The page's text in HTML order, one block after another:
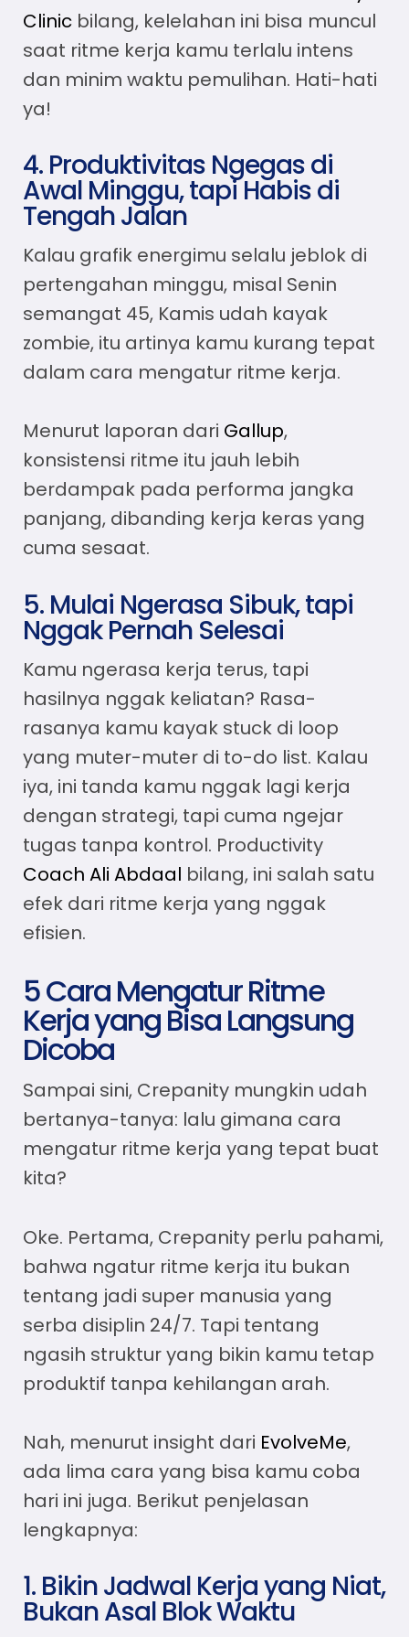
Clinic bilang, kelelahan ini bisa muncul
saat ritme kerja kamu terlalu intens
dan minim waktu pemulihan. Hati-hati
ya!
4. Produktivitas Ngegas di
Awal Minggu, tapi Habis di
Tengah Jalan
Kalau grafik energimu selalu jeblok di
pertengahan minggu, misal Senin
semangat 45, Kamis udah kayak
zombie, itu artinya kamu kurang tepat
dalam cara mengatur ritme kerja.
Menurut laporan dari Gallup,
konsistensi ritme itu jauh lebih
berdampak pada performa jangka
panjang, dibanding kerja keras yang
cuma sesaat.
5. Mulai Ngerasa Sibuk, tapi
Nggak Pernah Selesai
Kamu ngerasa kerja terus, tapi
hasilnya nggak keliatan? Rasa-
rasanya kamu kayak stuck di loop
yang muter-muter di to-do list. Kalau
iya, ini tanda kamu nggak lagi kerja
dengan strategi, tapi cuma ngejar
tugas tanpa kontrol. Productivity
Coach Ali Abdaal bilang, ini salah satu
efek dari ritme kerja yang nggak
efisien.
5 Cara Mengatur Ritme
Kerja yang Bisa Langsung
Dicoba
Sampai sini, Crepanity mungkin udah
bertanya-tanya: lalu gimana cara
mengatur ritme kerja yang tepat buat
kita?
Oke. Pertama, Crepanity perlu pahami,
bahwa ngatur ritme kerja itu bukan
tentang jadi super manusia yang
serba disiplin 24/7. Tapi tentang
ngasih struktur yang bikin kamu tetap
produktif tanpa kehilangan arah.
Nah, menurut insight dari EvolveMe,
ada lima cara yang bisa kamu coba
hari ini juga. Berikut penjelasan
lengkapnya:
1. Bikin Jadwal Kerja yang Niat,
Bukan Asal Blok Waktu